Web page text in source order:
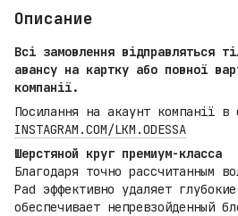
Описание
Всі замовлення відправляться
авансу на картку або повної
компанії.
Посилання на акаунт компанії в
INSTAGRAM.COM/LKM.ODESSA
Шерстяной круг премиум-класса
Благодаря точно рассчитанным
Pad эффективно удаляет
обеспечивает непревзойденный